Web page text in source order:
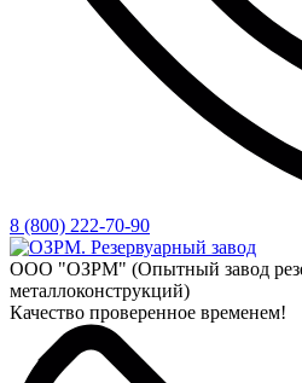
8 (800) 222-70-90
ООО "ОЗРМ" (Опытный завод
металлоконструкций)
Качество проверенное временем!